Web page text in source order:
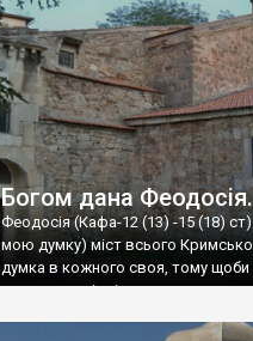
Богом дана
Феодосія (Кафа-12 (13) -15 (18) ст)
мою думку) міст всього
думка в кожного своя, тому щоби
запрошую відвідати це